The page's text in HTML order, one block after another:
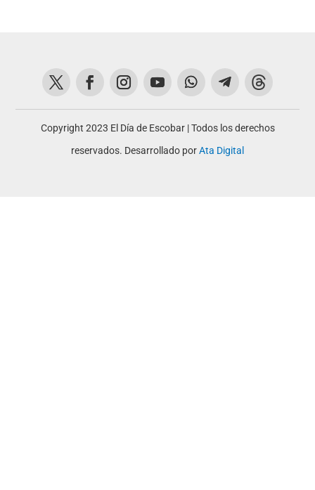
Copyright 2023 El Día de Escobar | Todos los derechos
reservados. Desarrollado porAta Digital